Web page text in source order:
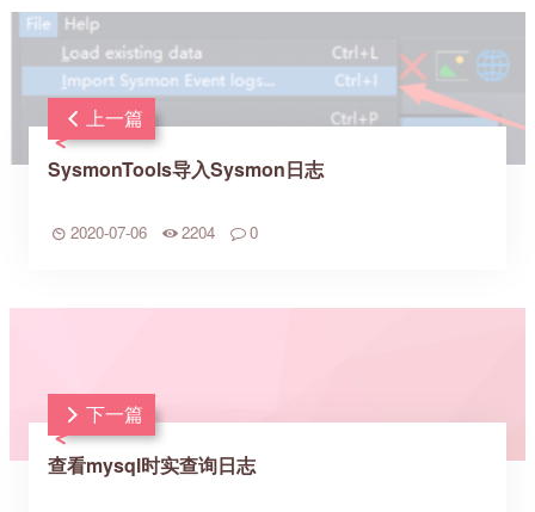
上一篇
SysmonTools导入Sysmon日志
2020-07-06 2204 0
下一篇
查看mysql时实查询日志